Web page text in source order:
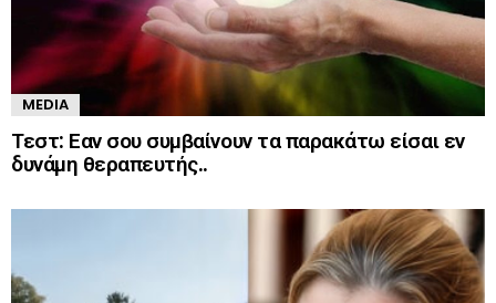
MEDIA
Τεστ: Εαν σου συμβαίνουν τα παρακάτω είσαι εν
δυνάμη θεραπευτής..